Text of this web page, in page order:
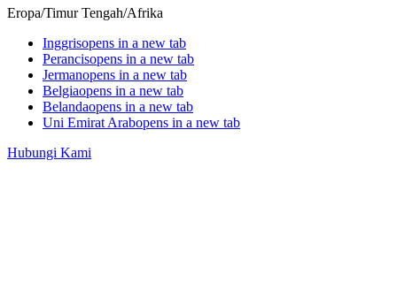
Eropa/Timur Tengah/Afrika
Inggrisopens in a new tab
Perancisopens in a new tab
Jermanopens in a new tab
Belgiaopens in a new tab
Belandaopens in a new tab
Uni Emirat Arabopens in a new tab
Hubungi Kami